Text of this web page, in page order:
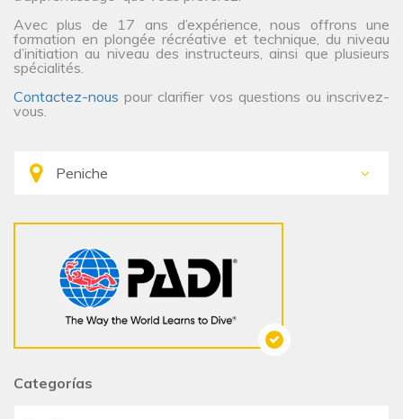
Avec plus de 17 ans d’expérience, nous offrons une
formation en plongée récréative et technique, du niveau
d’initiation au niveau des instructeurs, ainsi que plusieurs
spécialités.
Contactez-nous pour clarifier vos questions ou inscrivez-
vous.
Categorías